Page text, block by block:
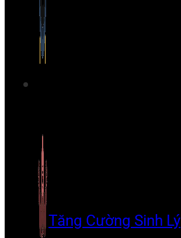
Tăng Cường Sinh Lý